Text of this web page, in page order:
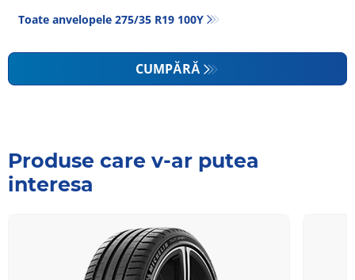
Toate anvelopele‎ 275/35 R19 100Y
CUMPĂRĂ
Produse care v-ar putea
interesa